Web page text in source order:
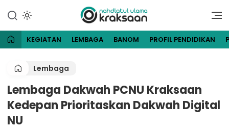
konten
NU Kraksaan
Website Resmi Pengurus
Kraksaan
KEGIATAN LEMBAGA BANOM PROFIL PENDIDIKAN
Lembaga
Lembaga Dakwah PCNU Kraksaan
Kedepan Prioritaskan Dakwah Digital
NU